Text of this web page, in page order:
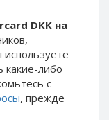
DKK на
используете
какие-либо
с
, прежде
Skril GBP
Skril AUD
Skril NOK
Skril SEK
USD